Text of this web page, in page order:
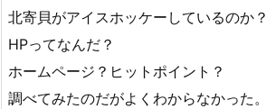
北寄貝がアイスホッケーしているのか？
HPってなんだ？
ホームページ？ヒットポイント？
調べてみたのだがよくわからなかった。